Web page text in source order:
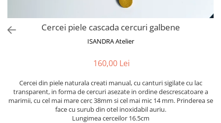
Cercei piele cascada cercuri galbene
ISANDRA Atelier
160,00 Lei
Cercei din piele naturala creati manual, cu canturi sigilate cu lac
transparent, in forma de cercuri asezate in ordine descrescatoare a
marimii, cu cel mai mare cerc 38mm si cel mai mic 14 mm. Prinderea se
face cu surub din otel inoxidabil auriu.
Lungimea cerceilor 16.5cm